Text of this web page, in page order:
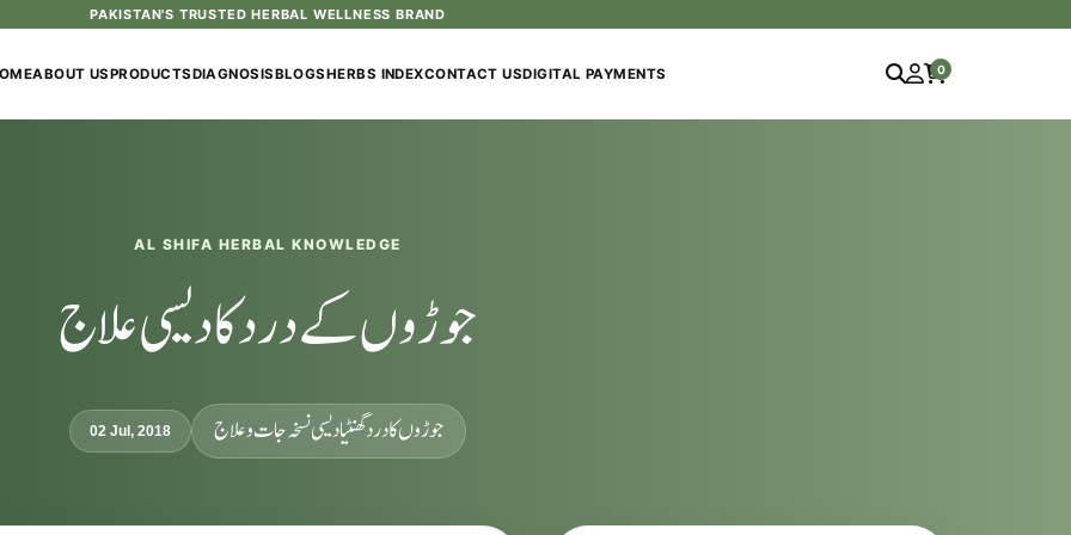
PAKISTAN'S TRUSTED HERBAL WELLNESS BRAND
ABOUT USPRODUCTSDIAGNOSISBLOGSHERBS INDEXCONTACT USDIGITAL PAYMENTS 0
AL SHIFA HERBAL KNOWLEDGE
جوڑوں کے درد کا دیسی علاج
02 Jul, 2018 جوڑوں کا درد گھنٹیا دیسی نسخہ جات و علاج